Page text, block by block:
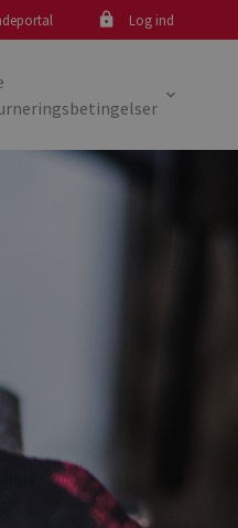
Log ind